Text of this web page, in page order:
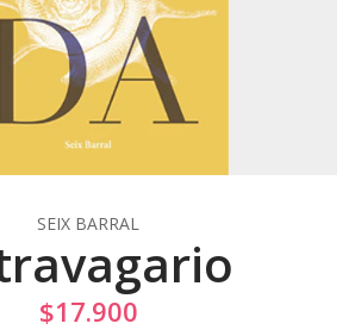
SEIX BARRAL
$17.900